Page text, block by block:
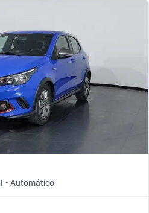
• Automático